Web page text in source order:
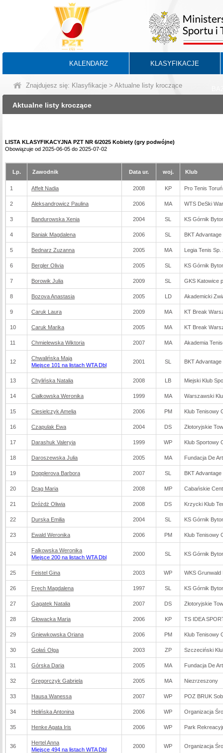
KALENDARZ KLASYFIKACJE
Znajdujesz się: Klasyfikacje > Aktualne listy kroczące
Aktualne listy kroczące
LISTA KLASYFIKACYJNA PZT NR 6/2025 Kobiety (gry podwójne)
Obowiązuje od 2025-06-05 do 2025-07-02
Lp. Zawodnik Data ur. woj. Klub
1 Affelt Nadia 2008 KP Pro Tenis Toruń
2 Aleksandrowicz Paulina 2006 MA WTS DeSki
3 Bandurowska Xenia 2004 SL KS Górnik
4 Baniak Magdalena 2006 SL BKT Advantage
5 Bednarz Zuzanna 2005 MA Legia Tenis Sp.
6 Bergler Olivia 2005 SL KS Górnik
7 Borowik Julia 2009 SL GKS Katowice
8 Bozova Anastasia 2005 LD Akademicki
9 Caruk Laura 2009 MA KT Break
10 Caruk Marika 2005 MA KT Break
11 Chmielewska Wiktoria 2007 MA Akademia
12
Chwalińska Maja
Miejsce 101 na listach WTA Dbl
2001 SL BKT Advantage
13 Chylińska Natalia 2008 LB Miejski Klub
14 Ciałkowska Weronika 1999 MA Warszawski
15 Ciesielczyk Amelia 2006 PM Klub Tenisowy
16 Czapulak Ewa 2004 DS Złotoryjskie
17 Darashuk Valeryia 1999 WP Klub Sportowy
18 Daroszewska Julia 2005 MA Fundacja De
19 Dopplerova Barbora 2007 SL BKT Advantage
20 Drąg Maria 2008 MP Cabańskie
21 Dróżdż Oliwia 2008 DS Krzycki Klub
22 Durska Emilia 2004 SL KS Górnik
23 Ewald Weronika 2006 PM Klub Tenisowy
24
Falkowska Weronika
Miejsce 200 na listach WTA Dbl
2000 SL KS Górnik
25 Feistel Gina 2003 WP WKS Grunwald
26 Fręch Magdalena 1997 SL KS Górnik
27 Gagatek Natalia 2007 DS Złotoryjskie
28 Głowacka Maria 2006 KP TS IDEA
29 Gniewkowska Oriana 2006 PM Klub Tenisowy
30 Gołaś Olga 2003 ZP Szczeciński
31 Górska Daria 2005 MA Fundacja De
32 Gregorczyk Gabriela 2005 MA Niezrzeszony
33 Hausa Wanessa 2007 WP POZ BRUK
34 Helińska Antonina 2006 WP Organizacja
35 Henke Agata Iris 2006 WP Park
36
Hertel Anna
Miejsce 494 na listach WTA Dbl
2000 WP Organizacja